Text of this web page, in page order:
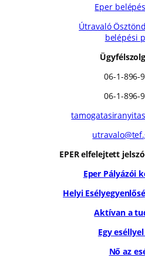
Eper
Útravaló
belépési
06-1-896-
06-1-896-
EPER elfelejtett
Eper Pályázói
Helyi
Aktívan a
Egy
Nő az